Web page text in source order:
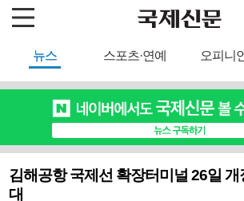
뉴스 스포츠·연예 오피니
김해공항 국제선 확장터미널 26일
대